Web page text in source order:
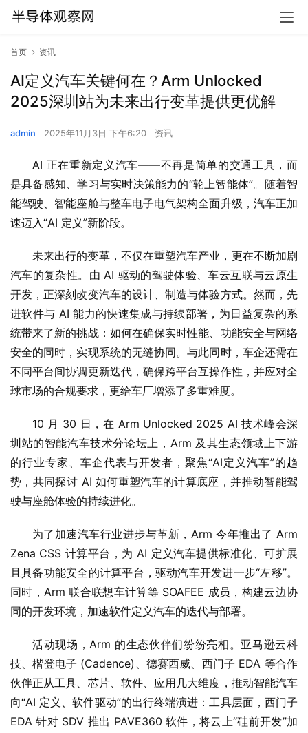
首页 资讯
AI定义汽车关键何在？Arm Unlocked
2025深圳站为未来出行变革提供更优解
admin 2025年11月3日 下午6:20 资讯
AI 正在重新定义汽车——不再是简单的交通工具，而
是具备感知、学习与实时决策能力的“轮上智能体”。随着智
能驾驶、智能座舱与整车电子电气架构全面升级，汽车正加
速迈入“AI 定义”新阶段。
未来出行的变革，不仅在重塑汽车产业，更在不断加剧
汽车的复杂性。由 AI 驱动的驾驶体验、车云互联与云原生
开发，正深刻改变汽车的设计、制造与体验方式。然而，先
进软件与 AI 能力的快速集成与持续部署，为日益复杂的系
统带来了新的挑战：如何在确保实时性能、功能安全与网络
安全的同时，实现系统的无缝协同。与此同时，车企还需在
不同平台间协调更新迭代，确保跨平台互操作性，并应对全
球市场的合规要求，更给车厂增添了多重难度。
10 月 30 日，在 Arm Unlocked 2025 AI 技术峰会深
圳站的智能汽车技术分论坛上，Arm 及其生态领域上下游
的行业专家、车企代表与开发者，聚焦“AI定义汽车”的趋
势，共同探讨 AI 如何重塑汽车的计算底座，并推动智能驾
驶与座舱体验的持续进化。
为了加速汽车行业进步与革新，Arm 今年推出了 Arm
Zena CSS 计算平台，为 AI 定义汽车提供标准化、可扩展
且具备功能安全的计算平台，驱动汽车开发进一步“左移”。
同时，Arm 联合联想车计算等 SOAFEE 成员，构建云边协
同的开发环境，加速软件定义汽车的迭代与部署。
活动现场，Arm 的生态伙伴们纷纷亮相。亚马逊云科
技、楷登电子 (Cadence)、德赛西威、西门子 EDA 等合作
伙伴正从工具、芯片、软件、应用几大维度，推动智能汽车
向“AI 定义、软件驱动”的出行终端演进：工具层面，西门子
EDA 针对 SDV 推出 PAVE360 软件，将云上“硅前开发”加